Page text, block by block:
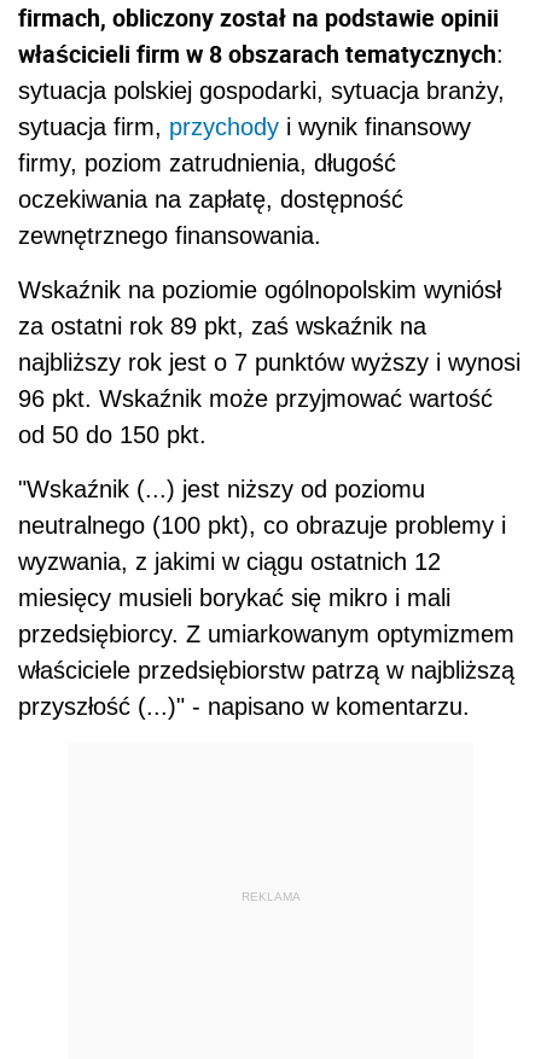
firmach, obliczony został na podstawie opinii
właścicieli firm w 8 obszarach tematycznych:
sytuacja polskiej gospodarki, sytuacja branży,
sytuacja firm, przychody i wynik finansowy
firmy, poziom zatrudnienia, długość
oczekiwania na zapłatę, dostępność
zewnętrznego finansowania.
Wskaźnik na poziomie ogólnopolskim wyniósł
za ostatni rok 89 pkt, zaś wskaźnik na
najbliższy rok jest o 7 punktów wyższy i wynosi
96 pkt. Wskaźnik może przyjmować wartość
od 50 do 150 pkt.
"Wskaźnik (...) jest niższy od poziomu
neutralnego (100 pkt), co obrazuje problemy i
wyzwania, z jakimi w ciągu ostatnich 12
miesięcy musieli borykać się mikro i mali
przedsiębiorcy. Z umiarkowanym optymizmem
właściciele przedsiębiorstw patrzą w najbliższą
przyszłość (...)" - napisano w komentarzu.
REKLAMA